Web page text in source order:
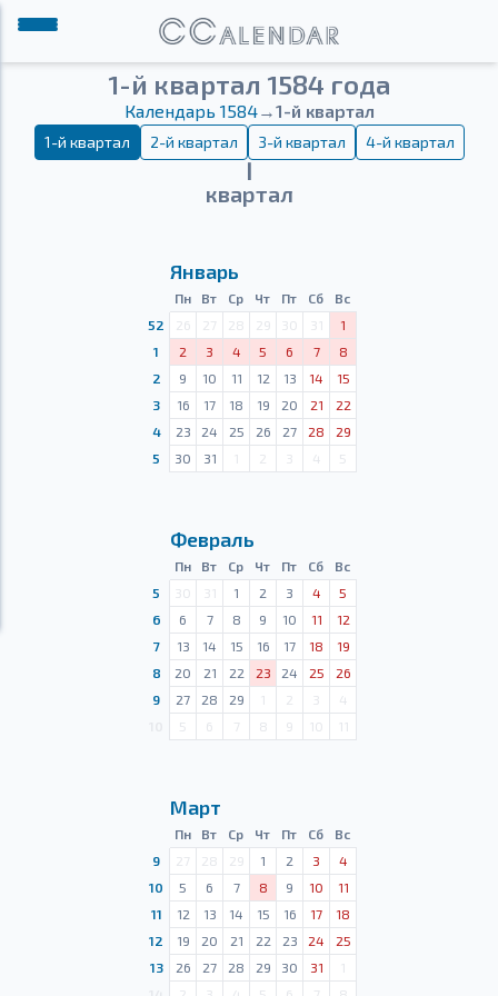
1-й квартал 1584 года
Календарь 1584→1-й квартал
1-й квартал 2-й квартал 3-й квартал 4-й квартал
Ⅰ
квартал
Январь
Пн Вт Ср Чт Пт Сб
Вс
52
26 27 28 29 30 31
1
1
2 3 4 5 6 7
8
2
9 10 11 12 13 14
15
3
16 17 18 19 20 21
22
4
23 24 25 26 27 28
29
5
30 31 1 2 3 4 5
Февраль
Пн Вт Ср Чт Пт Сб
Вс
5
30 31 1 2 3 4
5
6
6 7 8 9 10 11
12
7
13 14 15 16 17 18
19
8
20 21 22 23 24 25
26
9
27 28 29 1 2 3
4
5 6 7 8 9 10 11
Март
Пн Вт Ср Чт Пт Сб
Вс
9
27 28 29 1 2 3
4
10
5 6 7 8 9 10
11
11
12 13 14 15 16 17
18
12
19 20 21 22 23 24
25
13
26 27 28 29 30 31
1